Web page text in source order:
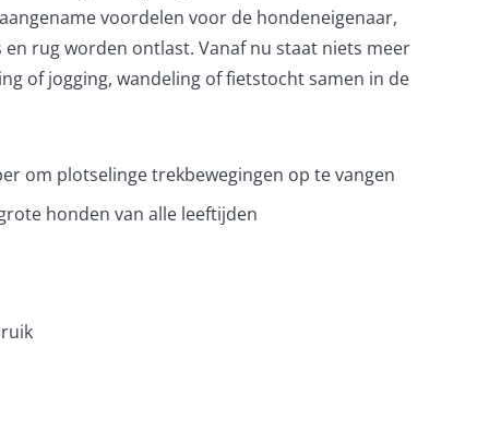
voordelen voor de hondeneigenaar,
rug worden ontlast. Vanaf nu staat niets meer
of jogging, wandeling of fietstocht samen in de
om plotselinge trekbewegingen op te vangen
honden van alle leeftijden